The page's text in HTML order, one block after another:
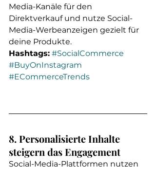
Media-Kanäle für den
Direktverkauf und nutze Social-
Media-Werbeanzeigen gezielt für
deine Produkte.
Hashtags: #SocialCommerce
#BuyOnInstagram
#ECommerceTrends
8. Personalisierte Inhalte
steigern das Engagement
Social-Media-Plattformen nutzen